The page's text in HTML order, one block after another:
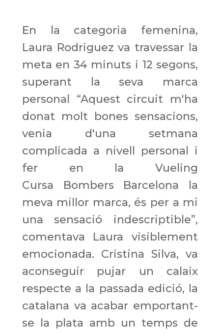
En la categoria femenina,
Laura Rodriguez va travessar la
meta en 34 minuts i 12 segons,
superant la seva marca
personal “Aquest circuit m'ha
donat molt bones sensacions,
venia d'una setmana
complicada a nivell personal i
fer en la Vueling
Cursa Bombers Barcelona la
meva millor marca, és per a mi
una sensació indescriptible”,
comentava Laura visiblement
emocionada. Cristina Silva, va
aconseguir pujar un calaix
respecte a la passada edició, la
catalana va acabar emportant-
se la plata amb un temps de